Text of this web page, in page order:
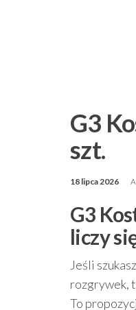
G3
szt.
18 lipca 2026
G3
liczy
Jeśli
rozgrywek,
To